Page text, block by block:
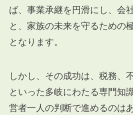
ば、事業承継を円滑にし、会
と、家族の未来を守るための
となります。
しかし、その成功は、税務、
といった多岐にわたる専門知
営者一人の判断で進めるのは